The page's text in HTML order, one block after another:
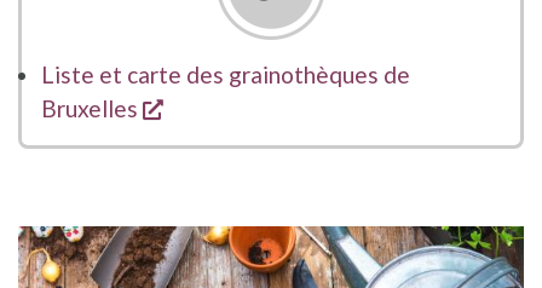
Liste et carte des grainothèques de
Bruxelles
s'ouvre dans une nouvelle fenêtre